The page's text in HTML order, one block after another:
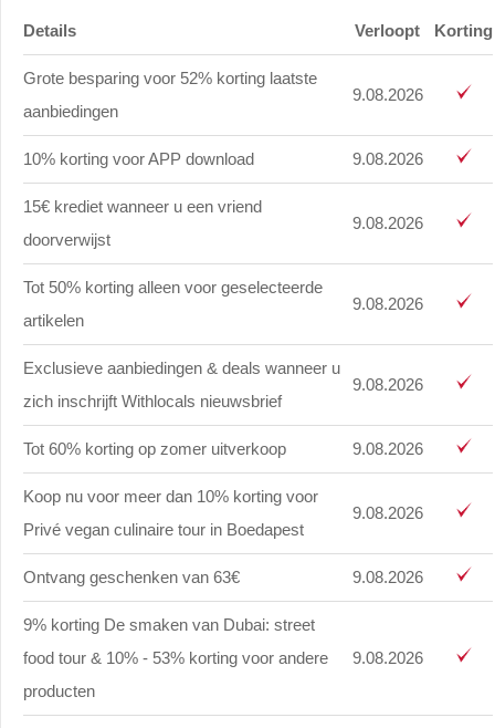
Details Verloopt Korting
Grote besparing voor 52% korting laatste
aanbiedingen
9.08.2026
10% korting voor APP download 9.08.2026
15€ krediet wanneer u een vriend
doorverwijst
9.08.2026
Tot 50% korting alleen voor geselecteerde
artikelen
9.08.2026
Exclusieve aanbiedingen & deals wanneer u
zich inschrijft Withlocals nieuwsbrief
9.08.2026
Tot 60% korting op zomer uitverkoop 9.08.2026
Koop nu voor meer dan 10% korting voor
Privé vegan culinaire tour in Boedapest
9.08.2026
Ontvang geschenken van 63€ 9.08.2026
9% korting De smaken van Dubai: street
food tour & 10% - 53% korting voor andere
producten
9.08.2026